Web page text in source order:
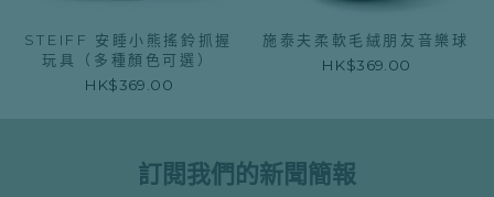
STEIFF 安睡小熊搖鈴抓握
玩具（多種顏色可選）
HK$369.00
施泰夫柔軟毛絨朋友音樂球
HK$369.00
訂閱我們的新聞簡報